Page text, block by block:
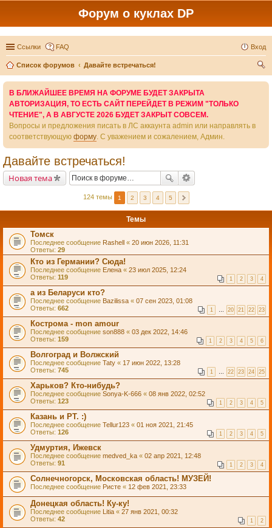
Форум о куклах DP
Ссылки FAQ Вход
Список форумов
Давайте встречаться!
В БЛИЖАЙШЕЕ ВРЕМЯ НА ФОРУМЕ БУДЕТ ЗАКРЫТА
АВТОРИЗАЦИЯ, ТО ЕСТЬ САЙТ ПЕРЕЙДЕТ В РЕЖИМ "ТОЛЬКО
ЧТЕНИЕ", А В АВГУСТЕ 2026 БУДЕТ ЗАКРЫТ СОВСЕМ.
Вопросы и предложения писать в ЛС аккаунта admin или направлять в
соответствующую форму. С уважением и сожалением, Админ.
Давайте встречаться!
Новая тема
124 темы 1 2 3 4 5
Темы
Томск
Последнее сообщение Rashell « 20 июн 2026, 11:31
Ответы: 29
Кто из Германии? Сюда!
Последнее сообщение Елена « 23 июл 2025, 12:24
Ответы: 119 1 2 3 4
а из Беларуси кто?
Последнее сообщение Bazilissa « 07 сен 2023, 01:08
Ответы: 662 1 … 20 21 22 23
Кострома - mon amour
Последнее сообщение son888 « 03 дек 2022, 14:46
Ответы: 159 1 2 3 4 5 6
Волгоград и Волжский
Последнее сообщение Taty « 17 июн 2022, 13:28
Ответы: 745 1 … 22 23 24 25
Харьков? Кто-нибудь?
Последнее сообщение Sonya-K-666 « 08 янв 2022, 02:52
Ответы: 123 1 2 3 4 5
Казань и РТ. :)
Последнее сообщение Tellur123 « 01 ноя 2021, 21:45
Ответы: 126 1 2 3 4 5
Удмуртия, Ижевск
Последнее сообщение medved_ka « 02 апр 2021, 12:48
Ответы: 91 1 2 3 4
Солнечногорск, Московская область! МУЗЕЙ!
Последнее сообщение Ристе « 12 фев 2021, 23:33
Донецкая область! Ку-ку!
Последнее сообщение Litia « 27 янв 2021, 00:32
Ответы: 42 1 2